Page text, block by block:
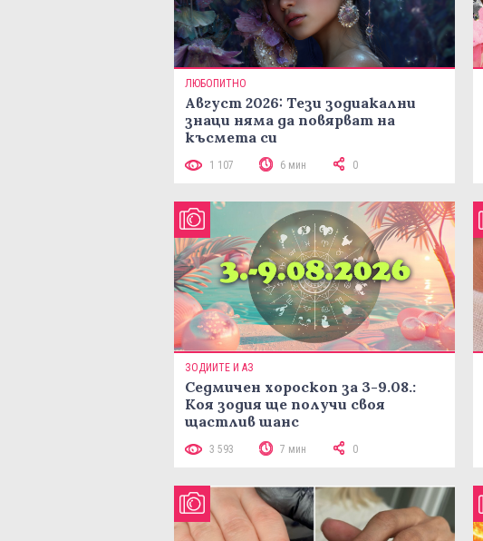
ЛЮБОПИТНО
Август 2026: Тези зодиакални
знаци няма да повярват на
късмета си
1 107 6 мин 0
ЗОДИИТЕ И АЗ
Седмичен хороскоп за 3-9.08.:
Коя зодия ще получи своя
щастлив шанс
3 593 7 мин 0